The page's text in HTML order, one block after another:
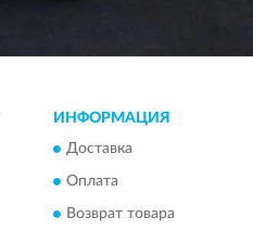
ИНФОРМАЦИЯ
Доставка
Оплата
Возврат товара